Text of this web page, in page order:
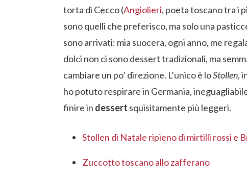
torta di Cecco (Angiolieri, poeta toscano tra i
sono quelli che preferisco, ma solo una
sono arrivati: mia suocera, ogni anno, me
dolci non ci sono dessert tradizionali, ma
cambiare un po’ direzione. L’unico è loStollen,
ho potuto respirare in Germania,
finire in dessert squisitamente più leggeri.
Stollen di Natale ripieno di mirtilli rossi e
Zuccotto toscano allo zafferano